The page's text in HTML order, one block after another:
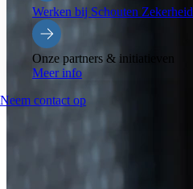
Werken bij Schouten Zekerheid
Onze partners & initiatieven
Meer info
Neem contact op